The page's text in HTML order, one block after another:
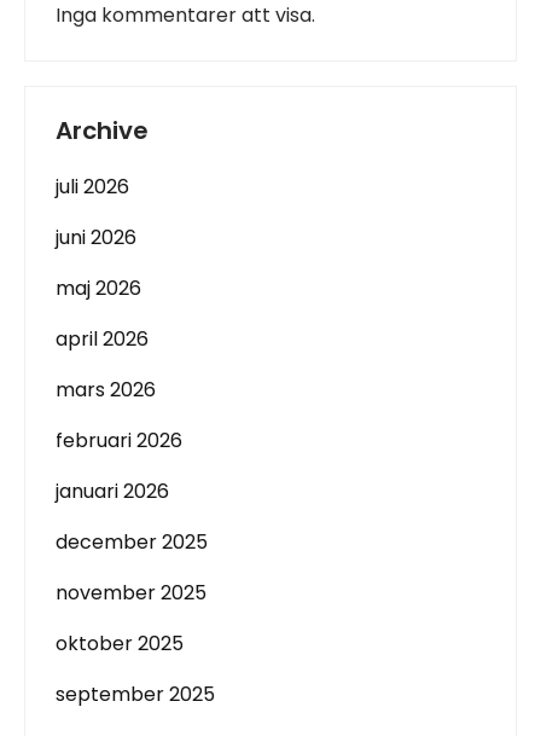
Inga kommentarer att visa.
Archive
juli 2026
juni 2026
maj 2026
april 2026
mars 2026
februari 2026
januari 2026
december 2025
november 2025
oktober 2025
september 2025